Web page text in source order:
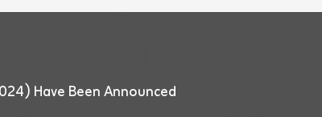
Have Been Announced